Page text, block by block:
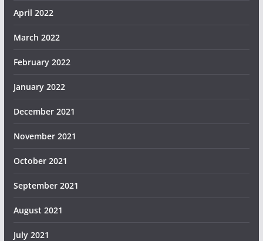
April 2022
March 2022
February 2022
January 2022
December 2021
November 2021
October 2021
September 2021
August 2021
July 2021